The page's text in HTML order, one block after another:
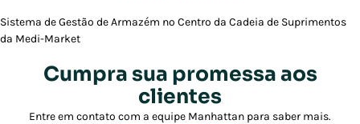
Sistema de Gestão de Armazém no Centro da Cadeia de Suprimentos
da Medi-Market
Cumpra sua promessa aos
clientes
Entre em contato com a equipe Manhattan para saber mais.